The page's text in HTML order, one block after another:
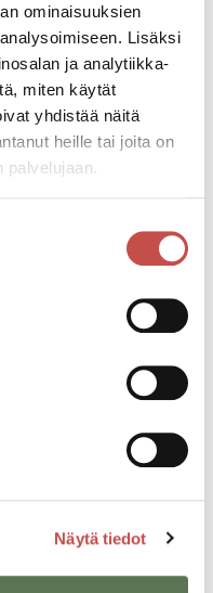
ominaisuuksien
Lisäksi
ja analytiikka-
miten käytät
yhdistää näitä
heille tai joita on
palvelujaan.
Näytä tiedot
17.8.2026
3.8.2026
antama
perusteltu